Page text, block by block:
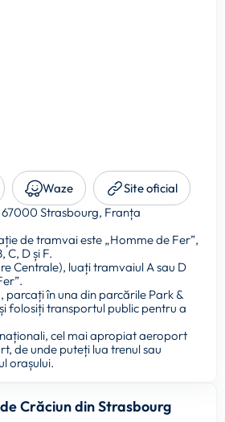
Crăciun din Strasbourg
Waze
Site oficial
67000 Strasbourg, Franța
de tramvai este „Homme de Fer”,
C, D și F.
Centrale), luați tramvaiul A sau D
parcați în una din parcările Park &
folosiți transportul public pentru a
cel mai apropiat aeroport
de unde puteți lua trenul sau
orașului.